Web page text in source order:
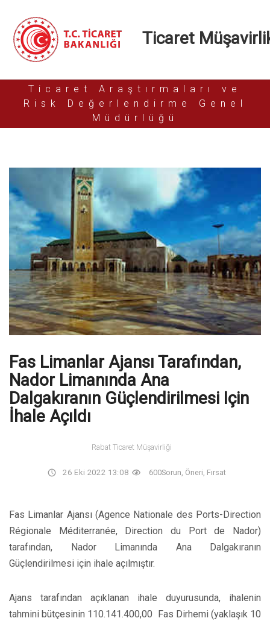
Ticaret
Ticaret Araştırmaları ve
Risk Değerlendirme Genel
Müdürlüğü
Fas Limanlar Ajansı Tarafından,
Nador Limanında Ana
Dalgakıranın Güçlendirilmesi Için
İhale Açıldı
Rabat Ticaret Müşavirliği
26 Eki 2022 13:08 600Sorun, Öneri, Fırsat
Fas Limanlar Ajansı (Agence Nationale des Ports-Direction
Régionale Méditerranée, Direction du Port de Nador)
tarafından, Nador Limanında Ana Dalgakıranın
Güçlendirilmesi için ihale açılmıştır.
Ajans tarafından açıklanan ihale duyurusunda, ihalenin
tahmini bütçesinin 110.141.400,00 Fas Dirhemi (yaklaşık 10